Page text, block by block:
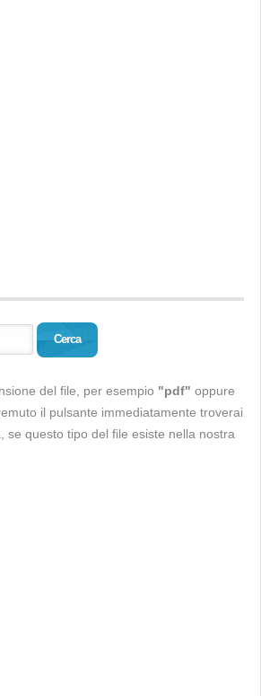
Cerca
del file, per esempio "pdf" oppure
il pulsante immediatamente troverai
se questo tipo del file esiste nella nostra